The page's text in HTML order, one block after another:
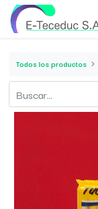
Todos los productos